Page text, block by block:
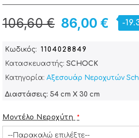
86,00 €
106,60 € -
Κωδικός
1104028849
Κατασκευαστής: SCHOCK
Κατηγορία: Αξεσουάρ Νεροχυτών
Διαστάσεις: 54 cm X 30 cm
Μοντέλο Νεροχύτη